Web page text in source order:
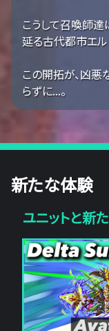
こうして召喚師
延る古代都市エル
この開拓が、凶悪
らずに...。
新たな体験
ユニットと新